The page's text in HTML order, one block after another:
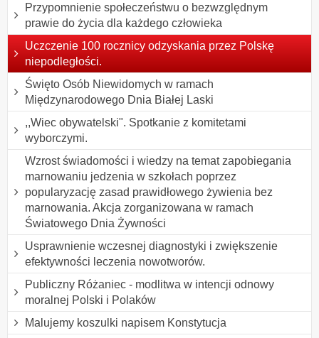
Przypomnienie społeczeństwu o bezwzględnym
prawie do życia dla każdego człowieka
Uczczenie 100 rocznicy odzyskania przez Polskę
niepodległości.
Święto Osób Niewidomych w ramach
Międzynarodowego Dnia Białej Laski
,,Wiec obywatelski". Spotkanie z komitetami
wyborczymi.
Wzrost świadomości i wiedzy na temat zapobiegania
marnowaniu jedzenia w szkołach poprzez
popularyzację zasad prawidłowego żywienia bez
marnowania. Akcja zorganizowana w ramach
Światowego Dnia Żywności
Usprawnienie wczesnej diagnostyki i zwiększenie
efektywności leczenia nowotworów.
Publiczny Różaniec - modlitwa w intencji odnowy
moralnej Polski i Polaków
Malujemy koszulki napisem Konstytucja